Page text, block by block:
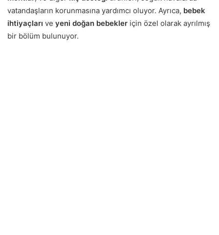
vatandaşların korunmasına yardımcı oluyor. Ayrıca, bebek
ihtiyaçları ve yeni doğan bebekler için özel olarak ayrılmış
bir bölüm bulunuyor.